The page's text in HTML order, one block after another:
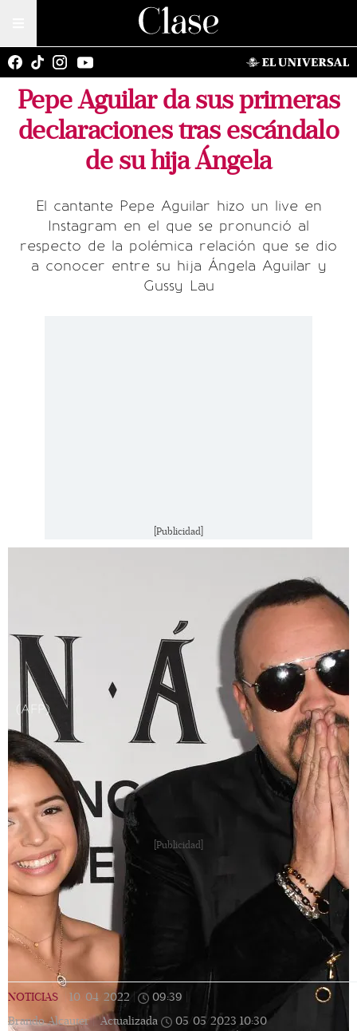
Pepe Aguilar da sus primeras
declaraciones tras escándalo
de su hija Ángela
El cantante Pepe Aguilar hizo un live en
Instagram en el que se pronunció al
respecto de la polémica relación que se dio
a conocer entre su hija Ángela Aguilar y
Gussy Lau
[Publicidad]
(AFP)
[Publicidad]
NOTICIAS 10/04/2022 09:39
Brando Alcauter | Actualizada 05/05/2023 10:30